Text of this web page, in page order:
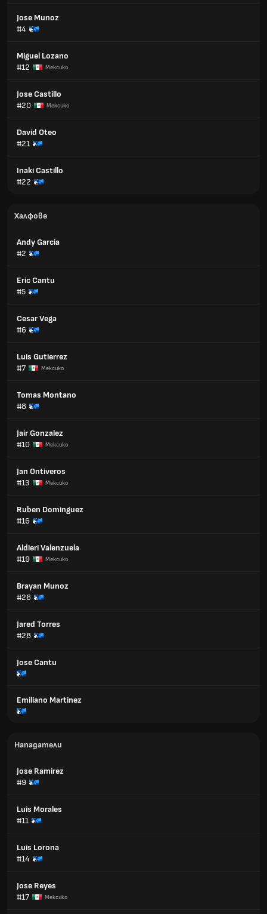
Jose Munoz
#4
Miguel Lozano
#12
Мексико
Jose Castillo
#20
Мексико
David Oteo
#21
Inaki Castillo
#22
Халфове
Andy Garcia
#2
Eric Cantu
#5
Cesar Vega
#6
Luis Gutierrez
#7
Мексико
Tomas Montano
#8
Jair Gonzalez
#10
Мексико
Jan Ontiveros
#13
Мексико
Ruben Dominguez
#16
Aldieri Valenzuela
#19
Мексико
Brayan Munoz
#26
Jared Torres
#28
Jose Cantu
Emiliano Martinez
Нападатели
Jose Ramirez
#9
Luis Morales
#11
Luis Lorona
#14
Jose Reyes
#17
Мексико